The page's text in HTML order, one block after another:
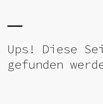
Ups! Diese
gefunden